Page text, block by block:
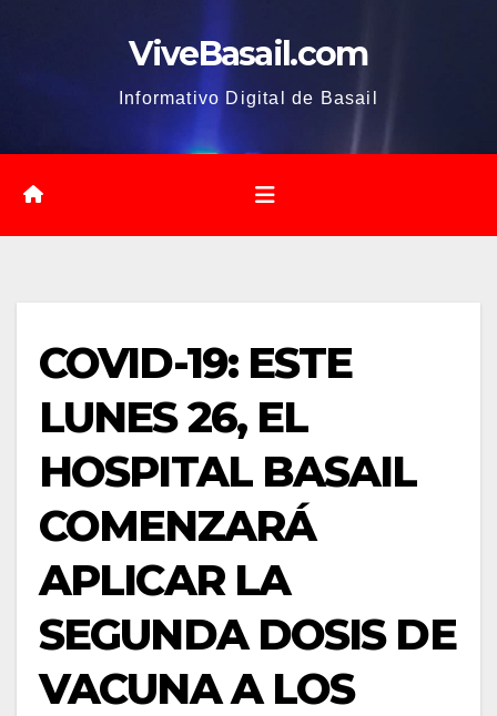
ViveBasail.com
Informativo Digital de Basail
COVID-19: ESTE
LUNES 26, EL
HOSPITAL BASAIL
COMENZARÁ
APLICAR LA
SEGUNDA DOSIS DE
VACUNA A LOS